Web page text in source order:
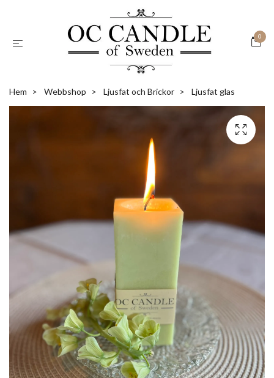
0
Hem Webbshop Ljusfat och Brickor Ljusfat glas